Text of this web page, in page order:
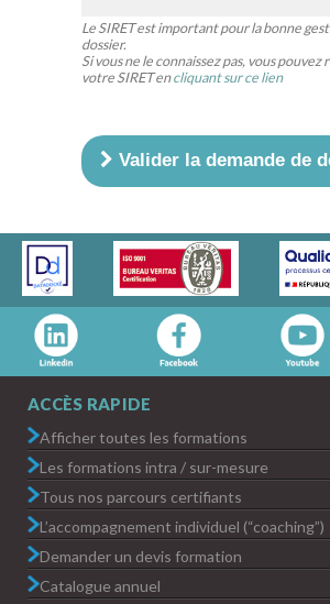
Le SIRET est important pour la bonne
dossier.
Si vous ne le connaissez pas, vous
votre SIRET encliquant sur ce lien
Valider la demande de
ACCÈS RAPIDE
Afficher toutes les formations
Les formations intra / sur-mesure
Tous nos parcours certifiants
L’accompagnement individuel (“coaching”)
Demander un devis formation
Catalogue annuel